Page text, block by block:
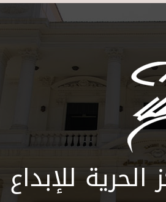
للإبداع